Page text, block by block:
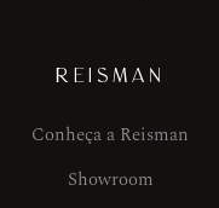
REISMAN
Conheça a Reisman
Showroom